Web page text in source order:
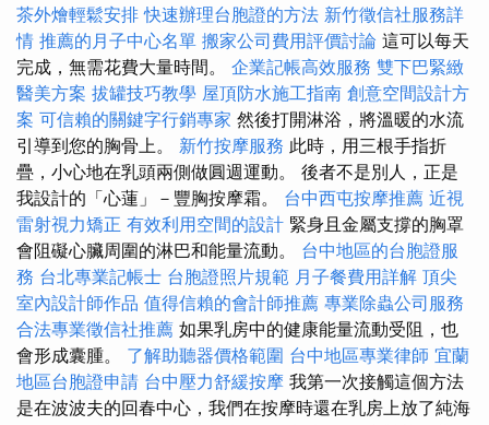
茶外燴輕鬆安排 快速辦理台胞證的方法 新竹徵信社服務詳
情 推薦的月子中心名單 搬家公司費用評價討論 這可以每天
完成，無需花費大量時間。 企業記帳高效服務 雙下巴緊緻
醫美方案 拔罐技巧教學 屋頂防水施工指南 創意空間設計方
案 可信賴的關鍵字行銷專家 然後打開淋浴，將溫暖的水流
引導到您的胸骨上。 新竹按摩服務 此時，用三根手指折
疊，小心地在乳頭兩側做圓週運動。 後者不是別人，正是
我設計的「心蓮」－豐胸按摩霜。 台中西屯按摩推薦 近視
雷射視力矯正 有效利用空間的設計 緊身且金屬支撐的胸罩
會阻礙心臟周圍的淋巴和能量流動。 台中地區的台胞證服
務 台北專業記帳士 台胞證照片規範 月子餐費用詳解 頂尖
室內設計師作品 值得信賴的會計師推薦 專業除蟲公司服務
合法專業徵信社推薦 如果乳房中的健康能量流動受阻，也
會形成囊腫。 了解助聽器價格範圍 台中地區專業律師 宜蘭
地區台胞證申請 台中壓力舒緩按摩 我第一次接觸這個方法
是在波波夫的回春中心，我們在按摩時還在乳房上放了純海